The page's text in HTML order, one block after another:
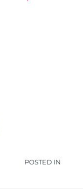
POSTED IN